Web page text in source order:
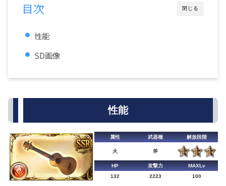
閉じる
目次
性能
SD画像
性能
属性 武器種 解放段階
火 斧
HP 攻撃力
MAXLv
132
2223 100